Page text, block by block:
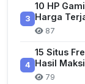
3
10 HP
Harga
87
4
15 Situs
Hasil
79